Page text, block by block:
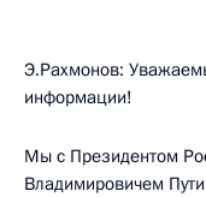
Э.Рахмонов:
информации!
Мы с Президентом
Владимировичем